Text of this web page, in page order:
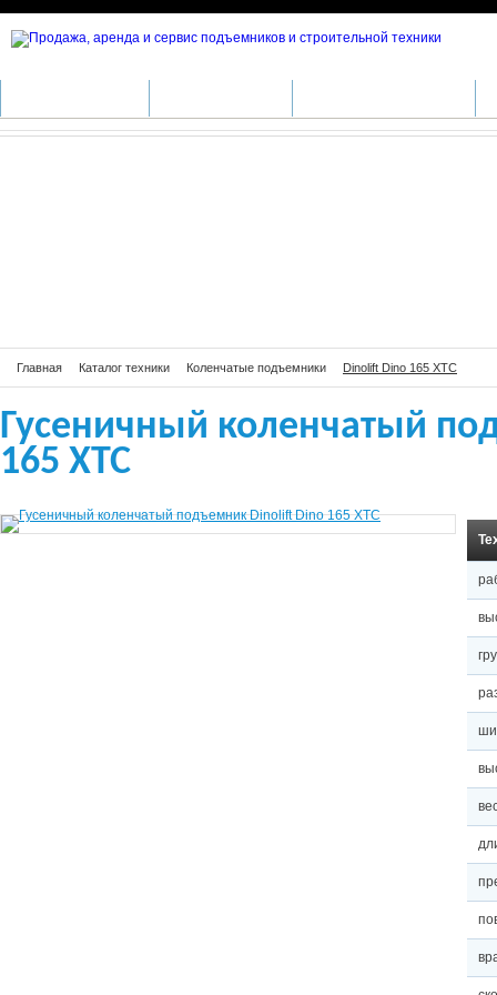
Гусеничный коленчатый
Главная Каталог техники Коленчатые подъемники Dinolift Dino 165 XTC
Гусеничный коленчатый
165 XTC